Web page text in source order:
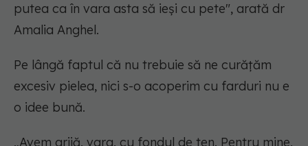
putea ca în vara asta să ieși cu pete", arată dr
Amalia Anghel.
Pe lângă faptul că nu trebuie să ne curățăm
excesiv pielea, nici s-o acoperim cu farduri nu e
o idee bună.
„Avem grijă, vara, cu fondul de ten. Pentru mine,